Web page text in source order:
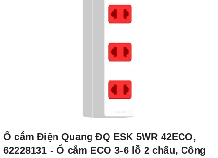
Ổ cắm Điện Quang ĐQ ESK 5WR 42ECO,
62228131 - Ổ cắm ECO 3-6 lỗ 2 chấu, Công